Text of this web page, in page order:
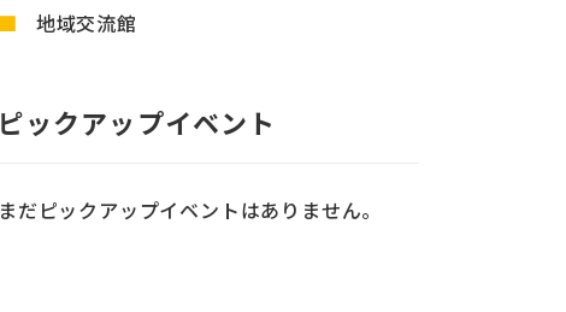
地域交流館
ピックアップイベント
まだピックアップイベントはありません。